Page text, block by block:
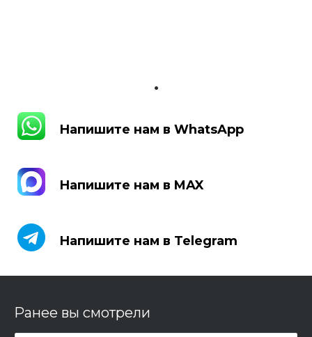
.
Напишите нам в WhatsApp
Напишите нам в MAX
Напишите нам в Telegram
Ранее вы смотрели